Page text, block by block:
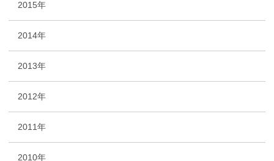
2015年
2014年
2013年
2012年
2011年
2010年